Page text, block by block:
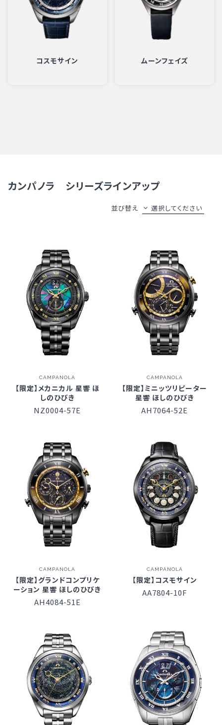
コスモサイン ムーンフェイズ
カンパノラ シリーズラインアップ
並び替え 選択してください
CAMPANOLA
【限定】メカニカル 星響 ほ
しのひびき
NZ0004-57E
CAMPANOLA
【限定】ミニッツリピーター
星響 ほしのひびき
AH7064-52E
CAMPANOLA
【限定】グランドコンプリケ
ーション 星響 ほしのひびき
AH4084-51E
CAMPANOLA
【限定】コスモサイン
AA7804-10F